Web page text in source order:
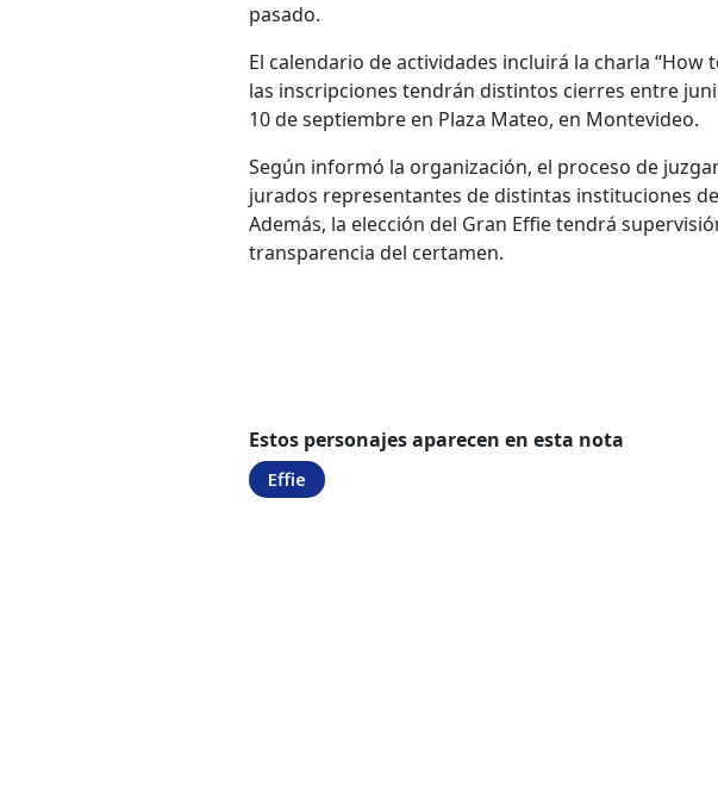
pasado.
El calendario de actividades incluirá la charla
las inscripciones tendrán distintos cierres entre
10 de septiembre en Plaza Mateo, en Montevideo.
Según informó la organización, el proceso de
jurados representantes de distintas instituciones
Además, la elección del Gran Effie tendrá
transparencia del certamen.
Estos personajes aparecen en esta nota
Effie